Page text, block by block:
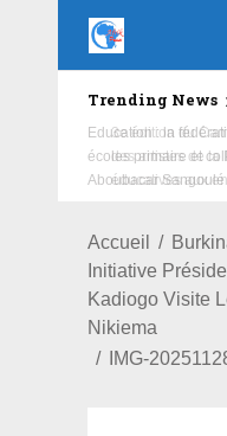
Trending News
Education : la
écoles primaire et
Aboubacar
Accueil
Initiative
Kadiogo Visite
Nikiema
IMG-